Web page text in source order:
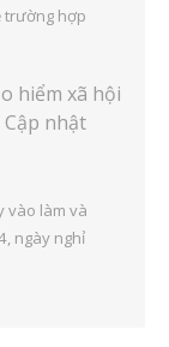
trường hợp
hiểm xã hội
nhật
vào làm và
ngày nghỉ